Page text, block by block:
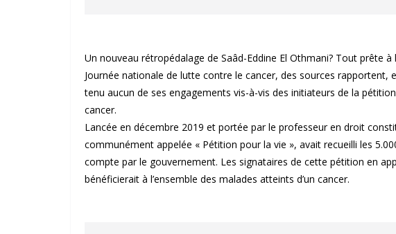
Un nouveau rétropédalage de Saâd-Eddine El Othmani? Tout prête
Journée nationale de lutte contre le cancer, des sources rapportent,
tenu aucun de ses engagements vis-à-vis des initiateurs de la
cancer.
Lancée en décembre 2019 et portée par le professeur en droit
communément appelée « Pétition pour la vie », avait recueilli les
compte par le gouvernement. Les signataires de cette pétition en
bénéficierait à l’ensemble des malades atteints d’un cancer.